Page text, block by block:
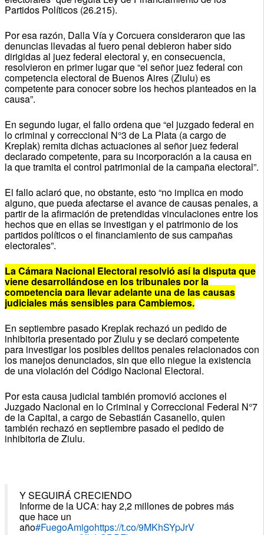
Partidos Políticos (26.215).
Por esa razón, Dalla Vía y Corcuera consideraron que las
denuncias llevadas al fuero penal debieron haber sido
dirigidas al juez federal electoral y, en consecuencia,
resolvieron en primer lugar que “el señor juez federal con
competencia electoral de Buenos Aires (Ziulu) es
competente para conocer sobre los hechos planteados en la
causa”.
En segundo lugar, el fallo ordena que “el juzgado federal en
lo criminal y correccional N°3 de La Plata (a cargo de
Kreplak) remita dichas actuaciones al señor juez federal
declarado competente, para su incorporación a la causa en
la que tramita el control patrimonial de la campaña electoral”.
El fallo aclaró que, no obstante, esto “no implica en modo
alguno, que pueda afectarse el avance de causas penales, a
partir de la afirmación de pretendidas vinculaciones entre los
hechos que en ellas se investigan y el patrimonio de los
partidos políticos o el financiamiento de sus campañas
electorales”.
La Cámara Nacional Electoral resolvió así la disputa que
viene desarrollándose en los tribunales por la
competencia para llevar adelante una de las causas
judiciales más sensibles para Cambiemos.
En septiembre pasado Kreplak rechazó un pedido de
inhibitoria presentado por Ziulu y se declaró competente
para investigar los posibles delitos penales relacionados con
los manejos denunciados, sin que ello niegue la existencia
de una violación del Código Nacional Electoral.
Por esta causa judicial también promovió acciones el
Juzgado Nacional en lo Criminal y Correccional Federal N°7
de la Capital, a cargo de Sebastián Casanello, quien
también rechazó en septiembre pasado el pedido de
inhibitoria de Ziulu.
Y SEGUIRÁ CRECIENDO
Informe de la UCA: hay 2,2 millones de pobres más
que hace un
año#FuegoAmigohttps://t.co/9MKhSYpJrV